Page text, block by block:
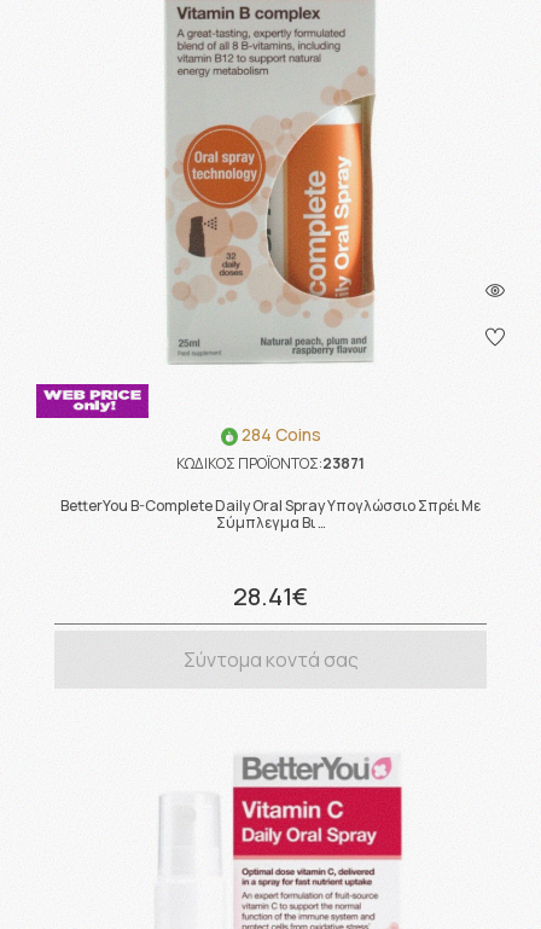
284 Coins
ΚΩΔΙΚΟΣ ΠΡΟΪΟΝΤΟΣ:23871
BetterYou B-Complete Daily Oral Spray Υπογλώσσιο Σπρέι Με
Σύμπλεγμα Βι …
28.41€
Σύντομα κοντά σας